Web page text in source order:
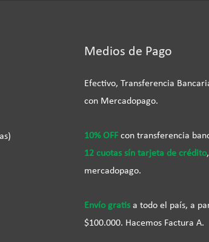
Medios de Pago
Efectivo, Transferencia
con Mercadopago.
10% OFF con transferencia
12 cuotas sín tarjeta de crédito
mercadopago.
Envío gratis a todo el país, a
$100.000. Hacemos Factura A.